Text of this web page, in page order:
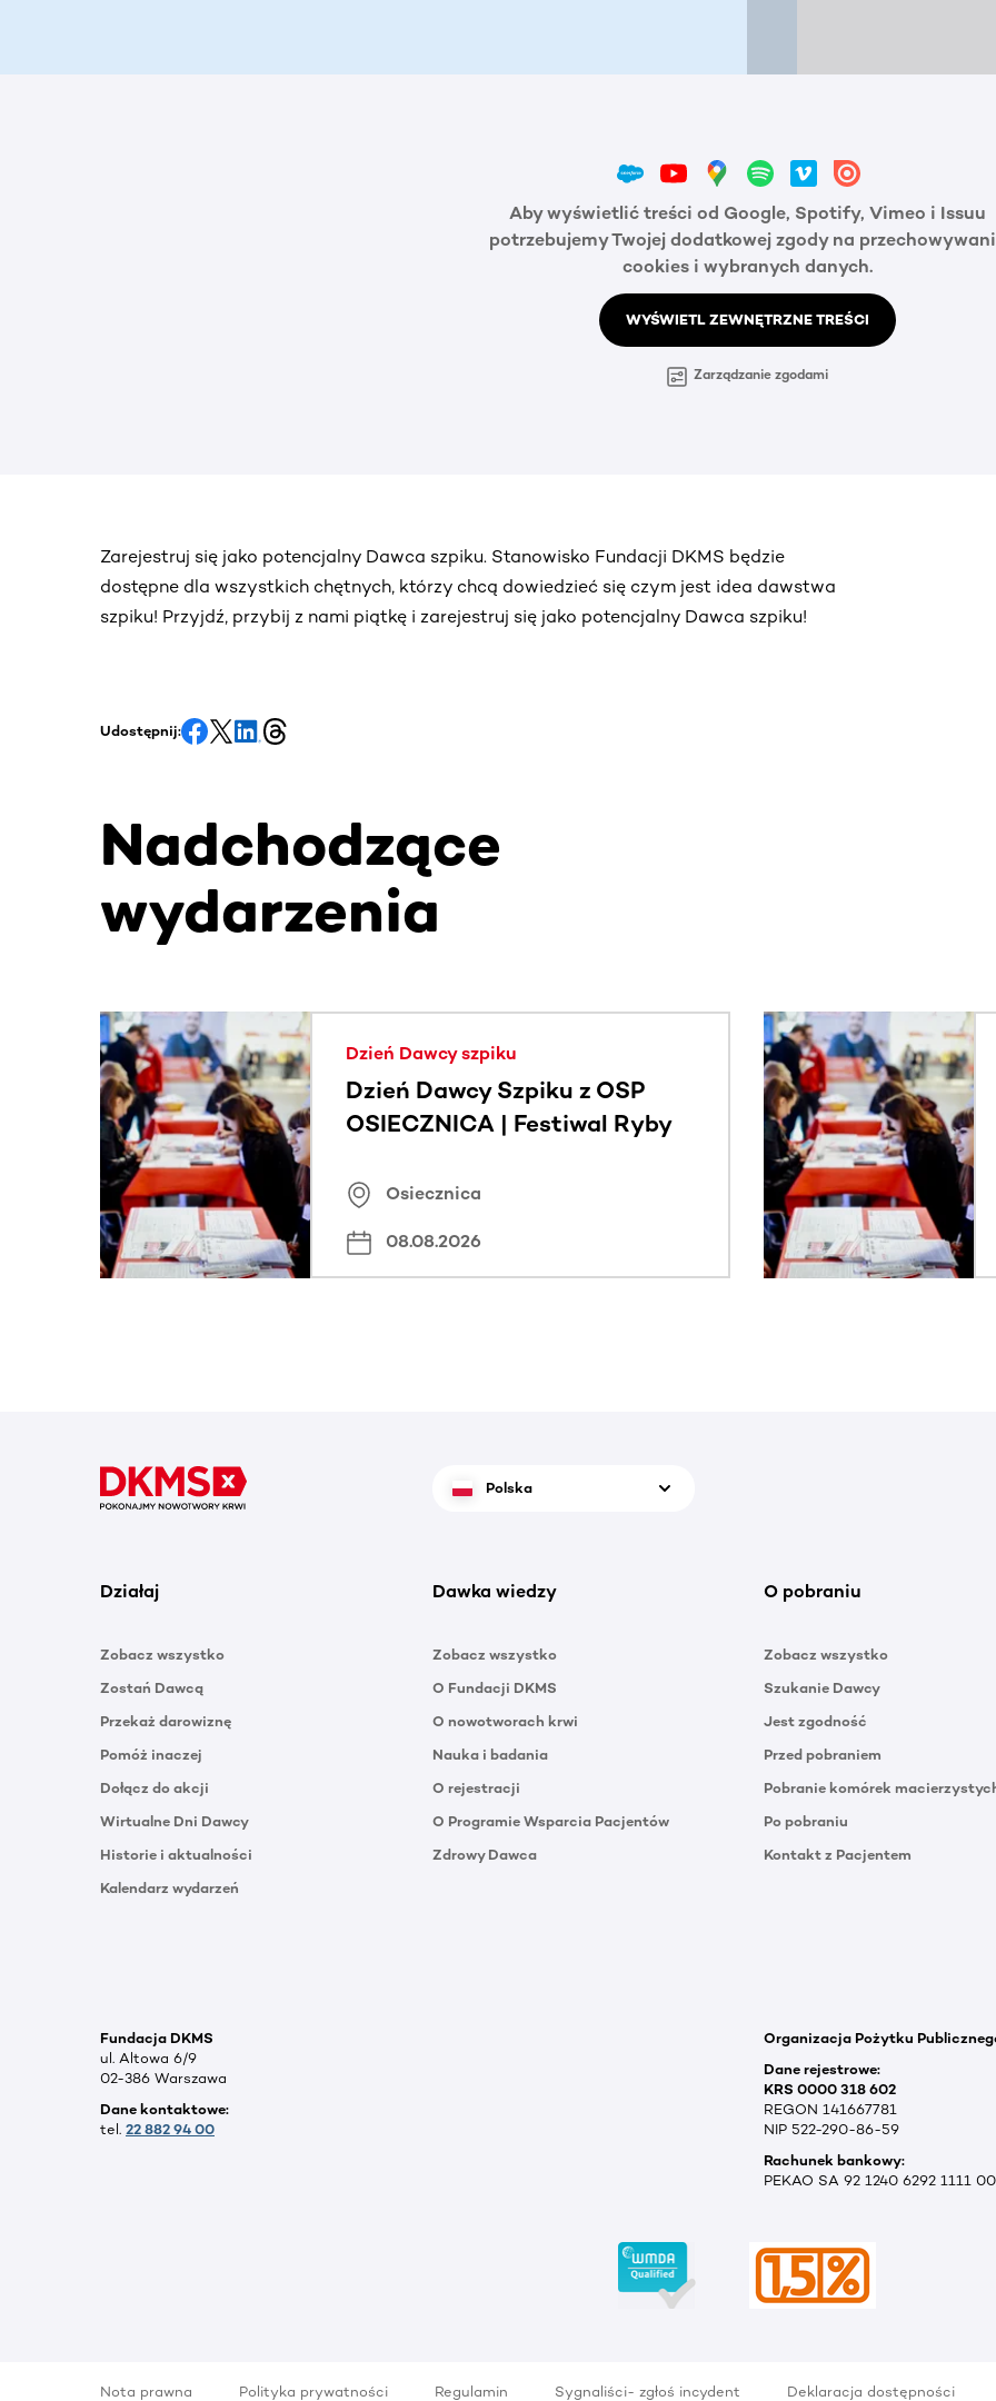
Aby wyświetlić treści od Google, Spotify, Vimeo i Issuu
potrzebujemy Twojej dodatkowej zgody na
cookies i wybranych danych.
WYŚWIETL ZEWNĘTRZNE TREŚCI
Zarządzanie zgodami
Zarejestruj się jako potencjalny Dawca szpiku. Stanowisko Fundacji DKMS będzie
dostępne dla wszystkich chętnych, którzy chcą dowiedzieć się czym jest idea dawstwa
szpiku! Przyjdź, przybij z nami piątkę i zarejestruj się jako potencjalny Dawca szpiku!
Udostępnij:
Nadchodzące
wydarzenia
Ta sekcja zawiera treści przewijane w poziomie. Użyj klawisza Tab lub przesuń palcem, aby zobaczyć
Dzień Dawcy szpiku
Dzień Dawcy Szpiku z OSP
OSIECZNICA | Festiwal Ryby
Osiecznica
08.08.2026
Polska
Działaj
Zobacz wszystko
Zostań Dawcą
Przekaż darowiznę
Pomóż inaczej
Dołącz do akcji
Wirtualne Dni Dawcy
Historie i aktualności
Kalendarz wydarzeń
Dawka wiedzy
Zobacz wszystko
O Fundacji DKMS
O nowotworach krwi
Nauka i badania
O rejestracji
O Programie Wsparcia Pacjentów
Zdrowy Dawca
O pobraniu
Zobacz wszystko
Szukanie Dawcy
Jest zgodność
Przed pobraniem
Pobranie komórek
Po pobraniu
Kontakt z Pacjentem
Fundacja DKMS
ul. Altowa 6/9
02-386 Warszawa
Dane kontaktowe:
tel. 22 882 94 00
Organizacja Pożytku
Dane rejestrowe:
KRS 0000 318 602
REGON 141667781
NIP 522-290-86-59
Rachunek bankowy:
PEKAO SA 92 1240 6292 1111
Nota prawna Polityka prywatności Regulamin Sygnaliści- zgłoś incydent Deklaracja dostępności